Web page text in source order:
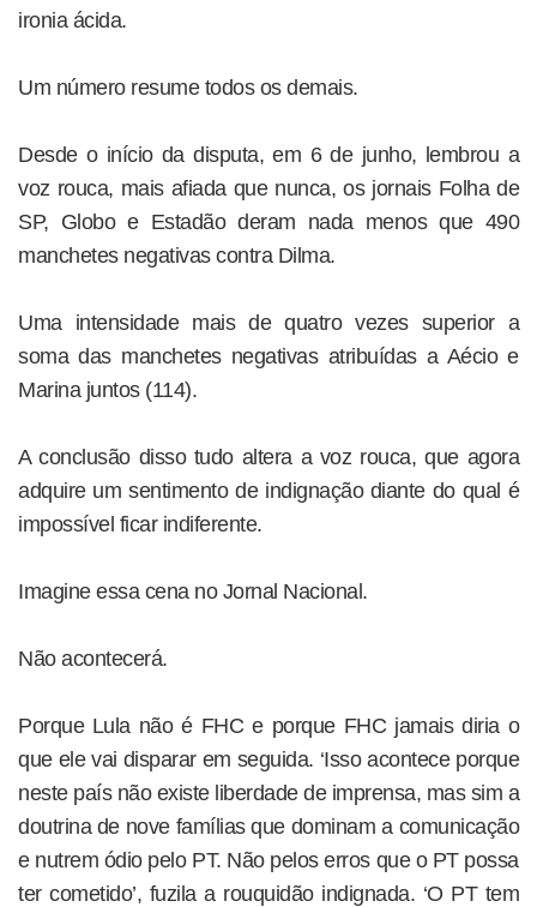
ironia ácida.
Um número resume todos os demais.
Desde o início da disputa, em 6 de junho, lembrou a
voz rouca, mais afiada que nunca, os jornais Folha de
SP, Globo e Estadão deram nada menos que 490
manchetes negativas contra Dilma.
Uma intensidade mais de quatro vezes superior a
soma das manchetes negativas atribuídas a Aécio e
Marina juntos (114).
A conclusão disso tudo altera a voz rouca, que agora
adquire um sentimento de indignação diante do qual é
impossível ficar indiferente.
Imagine essa cena no Jornal Nacional.
Não acontecerá.
Porque Lula não é FHC e porque FHC jamais diria o
que ele vai disparar em seguida. ‘Isso acontece porque
neste país não existe liberdade de imprensa, mas sim a
doutrina de nove famílias que dominam a comunicação
e nutrem ódio pelo PT. Não pelos erros que o PT possa
ter cometido’, fuzila a rouquidão indignada. ‘O PT tem